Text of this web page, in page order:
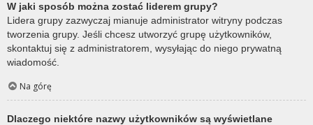
W jaki sposób można zostać liderem grupy?
Lidera grupy zazwyczaj mianuje administrator witryny podczas
tworzenia grupy. Jeśli chcesz utworzyć grupę użytkowników,
skontaktuj się z administratorem, wysyłając do niego prywatną
wiadomość.
Na górę
Dlaczego niektóre nazwy użytkowników są wyświetlane